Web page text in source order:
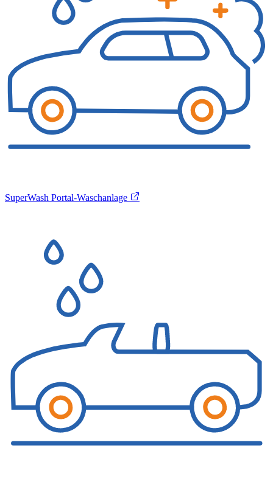
SuperWash Portal-Waschanlage